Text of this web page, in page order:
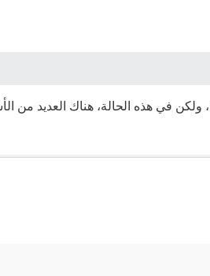
في هذه الحالة، هناك العديد من